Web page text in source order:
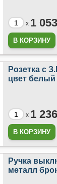
x 1
Розетка с
цвет белый
x 1
Ручка
металл